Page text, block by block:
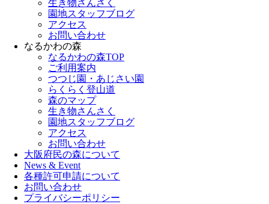
生き物さんさく
園地スタッフブログ
アクセス
お問い合わせ
なるかわの森
なるかわの森TOP
ご利用案内
つつじ園・あじさい園
らくらく登山道
森のマップ
生き物さんさく
園地スタッフブログ
アクセス
お問い合わせ
大阪府民の森について
News & Event
各種許可申請について
お問い合わせ
プライバシーポリシー